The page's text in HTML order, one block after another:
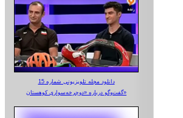
دانلود مجله تلویزیونی شماره 15
گفت‌وگو درباره «دوچرخه‌سواری کوهستان»